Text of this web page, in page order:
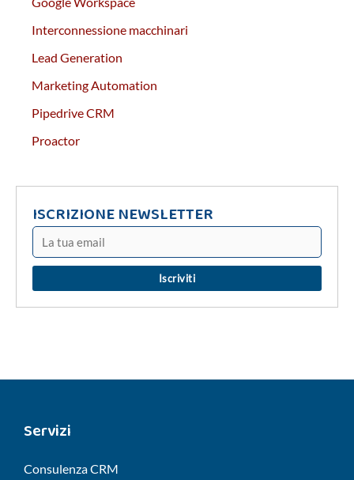
Interconnessione macchinari
Lead Generation
Marketing Automation
Pipedrive CRM
Proactor
ISCRIZIONE NEWSLETTER
Iscriviti
Servizi
Consulenza CRM